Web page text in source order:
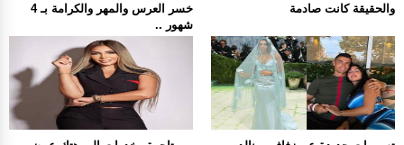
خسر العرس والمهر والكرامة بـ 4
شهور ..
والحقيقة كانت صادمة